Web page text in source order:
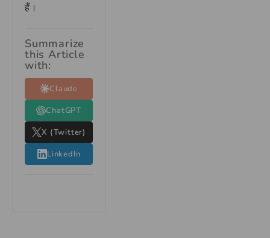
हैं।
Summarize
this Article
with:
Claude
ChatGPT
X (Twitter)
LinkedIn